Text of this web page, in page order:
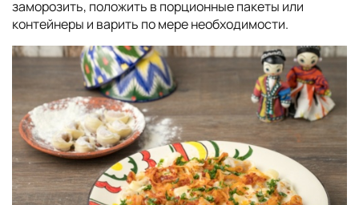
заморозить, положить в порционные пакеты или
контейнеры и варить по мере необходимости.